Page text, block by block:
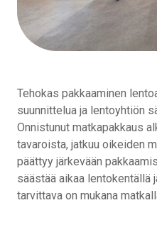
Tehokas pakkaaminen
suunnittelua ja lentoyhtiön
Onnistunut matkapakkaus
tavaroista, jatkuu oikeiden
päättyy järkevään
säästää aikaa lentokentällä
tarvittava on mukana